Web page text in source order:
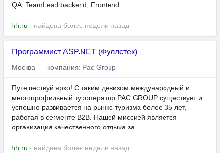
QA, TeamLead backend, Frontend...
hh.ru - найдена более недели назад
Программист ASP.NET (Фуллстек)
Москва компания: Pac Group
Путешествуй ярко! С таким девизом международный и
многопрофильный туроператор PAC GROUP существует и
успешно развивается на рынке туризма более 35 лет,
работая в сегменте B2B. Нашей миссией является
организация качественного отдыха за...
hh.ru - найдена более недели назад